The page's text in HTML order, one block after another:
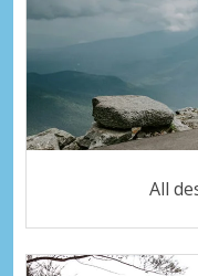
All